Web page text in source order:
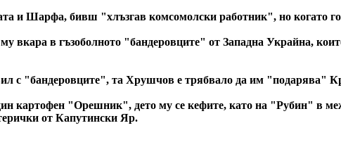
и Шарфа, бивш "хлъзгав комсомолски работник", но когато
вкара в гъзоболното "бандеровците" от Западна Украйна,
с "бандеровците", та Хрушчов е трябвало да им "подарява"
картофен "Орешник", дето му се кефите, като на "Рубин" в
от Капутински Яр.